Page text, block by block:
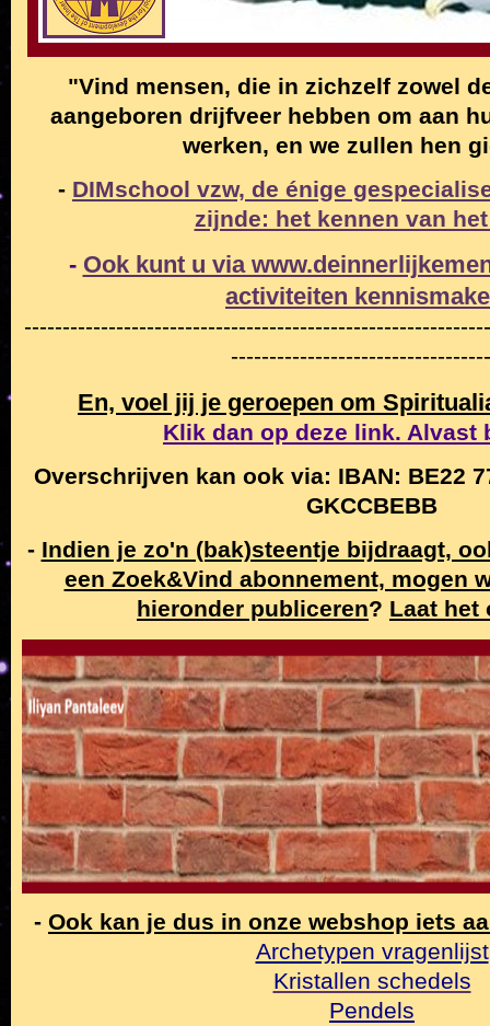
"Vind mensen, die in zichzelf zowel
aangeboren drijfveer hebben om aan
werken, en we zullen hen
- DIMschool vzw, de énige
zijnde: het kennen van
- Ook kunt u via
activiteiten
En, voel jij je geroepen om
Klik dan op deze link. Alvast
Overschrijven kan ook via: IBAN: BE22
GKCCBEBB
- Indien je zo'n (bak)steentje bijdraagt,
een Zoek&Vind abonnement, mogen
hieronder publiceren? Laat het
- Ook kan je dus in onze webshop iets
Archetypen vragenlijst
Kristallen schedels
Pendels